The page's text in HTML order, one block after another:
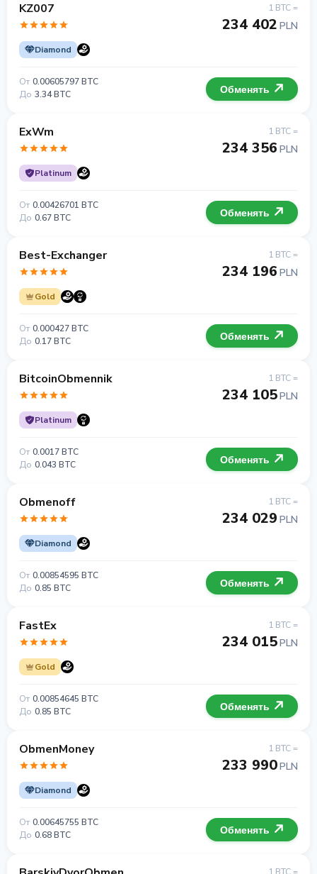
KZ007
Diamond
1 BTC =
234 402 PLN
От 0.00605797 BTC
До 3.34 BTC Обменять
ExWm
Platinum
1 BTC =
234 356 PLN
От 0.00426701 BTC
До 0.67 BTC Обменять
Best-Exchanger
Gold
1 BTC =
234 196 PLN
От 0.000427 BTC
До 0.17 BTC Обменять
BitcoinObmennik
Platinum
1 BTC =
234 105PLN
От 0.0017 BTC
До 0.043 BTC Обменять
Obmenoff
Diamond
1 BTC =
234 029 PLN
От 0.00854595 BTC
До 0.85 BTC Обменять
FastEx
Gold
1 BTC =
234 015PLN
От 0.00854645 BTC
До 0.85 BTC Обменять
ObmenMoney
Diamond
1 BTC =
233 990PLN
От 0.00645755 BTC
До 0.68 BTC Обменять